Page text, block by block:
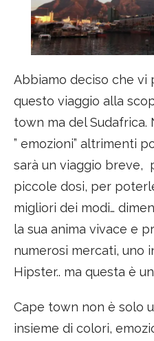
Abbiamo deciso che vi
questo viaggio alla
town ma del
” emozioni” altrimenti
sarà un viaggio breve,
piccole dosi, per
migliori dei modi…
la sua anima vivace e
numerosi mercati, uno
Hipster.. ma questa è
Cape town non è solo
insieme di colori,